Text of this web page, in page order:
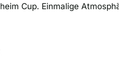
Cup. Einmalige